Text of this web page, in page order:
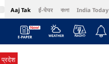
Aaj Tak ई-पेपर বাংলা India Today
Cosmopolitan Harper's Bazaar
प्रदेश